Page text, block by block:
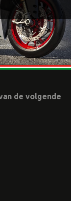
de volgende